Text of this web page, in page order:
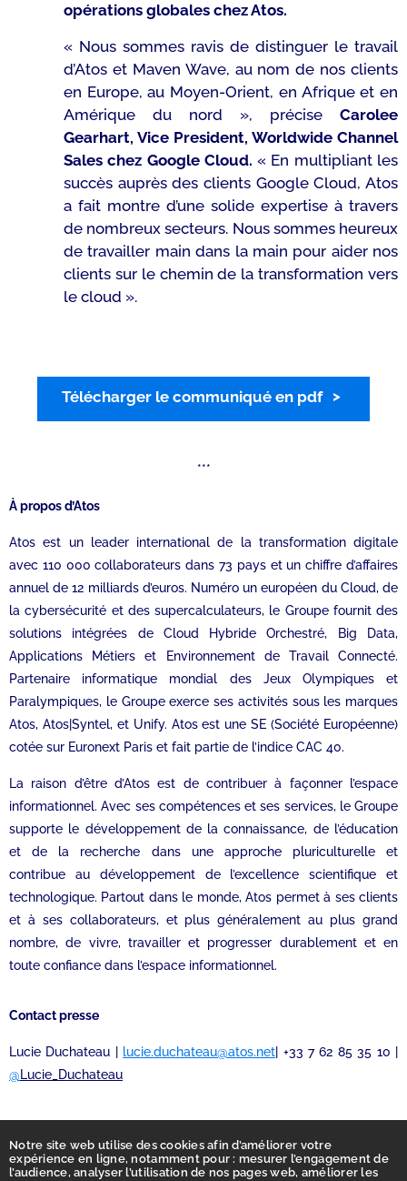
Notre site web utilise des cookies afin d’améliorer votre
expérience en ligne, notamment pour : mesurer l’engagement de
l’audience, analyser l’utilisation de nos pages web, améliorer les
opérations globales chez Atos.
« Nous sommes ravis de distinguer le travail
d’Atos et Maven Wave, au nom de nos clients
en Europe, au Moyen-Orient, en Afrique et en
Amérique du nord
», précise Carolee
Gearhart, Vice President, Worldwide Channel
Sales chez Google Cloud.« En multipliant les
succès auprès des clients Google Cloud, Atos
a fait montre d’une solide expertise à travers
de nombreux secteurs. Nous sommes heureux
de travailler main dans la main pour aider nos
clients sur le chemin de la transformation vers
le cloud ».
Télécharger le communiqué en pdf
***
À propos d’Atos
Atos est un leader international de la transformation digitale
avec 110 000 collaborateurs dans 73 pays et un chiffre d’affaires
annuel de 12 milliards d’euros. Numéro un européen du Cloud, de
la cybersécurité et des supercalculateurs, le Groupe fournit des
solutions intégrées de Cloud Hybride Orchestré, Big Data,
Applications Métiers et Environnement de Travail Connecté.
Partenaire informatique mondial des Jeux Olympiques et
Paralympiques, le Groupe exerce ses activités sous les marques
Atos, Atos|Syntel, et Unify. Atos est une SE (Société Européenne)
cotée sur Euronext Paris et fait partie de l’indice CAC 40.
La raison d’être d’Atos est de contribuer à façonner l’espace
informationnel. Avec ses compétences et ses services, le Groupe
supporte le développement de la connaissance, de l’éducation
et de la recherche dans une approche pluriculturelle et
contribue au développement de l’excellence scientifique et
technologique. Partout dans le monde, Atos permet à ses clients
et à ses collaborateurs, et plus généralement au plus grand
nombre, de vivre, travailler et progresser durablement et en
toute confiance dans l’espace informationnel.
Contact presse
Lucie Duchateau | lucie.duchateau@atos.net | +33 7 62 85 35 10 |
@ Lucie_Duchateau